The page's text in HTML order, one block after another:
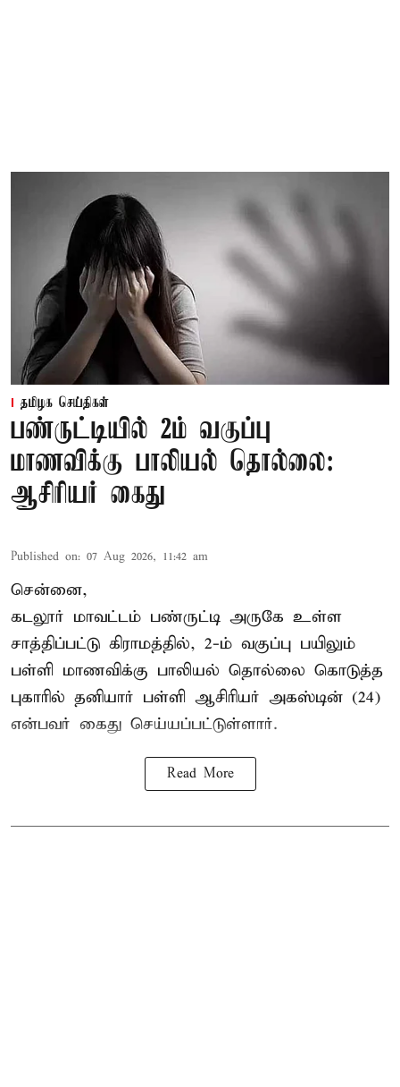
தமிழக செய்திகள்
பண்ருட்டியில் 2ம் வகுப்பு
மாணவிக்கு பாலியல் தொல்லை:
ஆசிரியர் கைது
Published on: 07 Aug 2026, 11:42 am
சென்னை,
கடலூர் மாவட்டம் பண்ருட்டி அருகே உள்ள
சாத்திப்பட்டு கிராமத்தில், 2-ம் வகுப்பு பயிலும்
பள்ளி மாணவிக்கு பாலியல் தொல்லை கொடுத்த
புகாரில் தனியார் பள்ளி ஆசிரியர் அகஸ்டின் (24)
என்பவர் கைது செய்யப்பட்டுள்ளார்.
Read More